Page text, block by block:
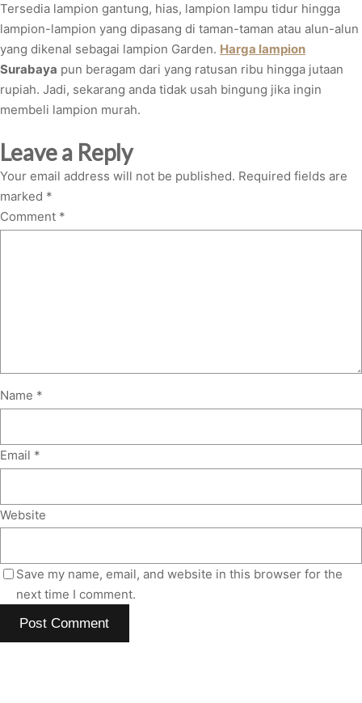
Tersedia lampion gantung, hias, lampion lampu tidur hingga
lampion-lampion yang dipasang di taman-taman atau alun-alun
yang dikenal sebagai lampion Garden. Harga lampion
Surabaya pun beragam dari yang ratusan ribu hingga jutaan
rupiah. Jadi, sekarang anda tidak usah bingung jika ingin
membeli lampion murah.
Leave a Reply
Your email address will not be published. Required fields are
marked *
Comment *
Name *
Email *
Website
Save my name, email, and website in this browser for the
next time I comment.